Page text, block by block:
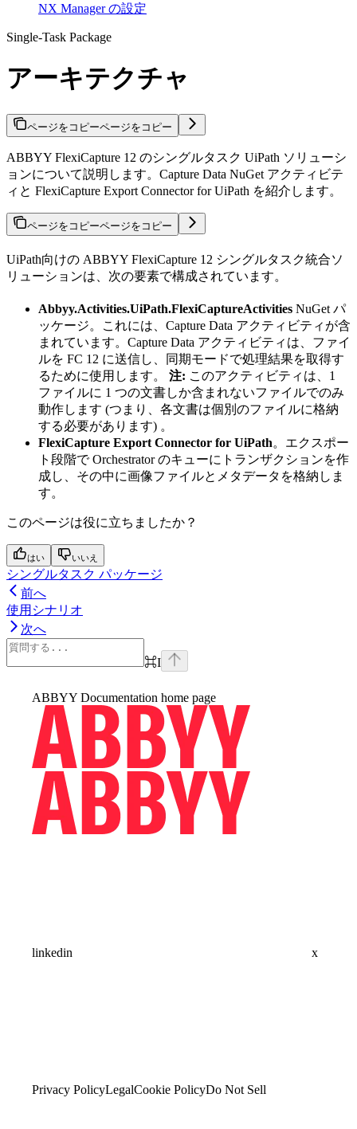
NX Manager の設定
Single-Task Package
アーキテクチャ
ページをコピーページをコピー
ABBYY FlexiCapture 12 のシングルタスク UiPath ソリューシ
ョンについて説明します。Capture Data NuGet アクティビテ
ィと FlexiCapture Export Connector for UiPath を紹介します。
ページをコピーページをコピー
UiPath向けの ABBYY FlexiCapture 12 シングルタスク統合ソ
リューションは、次の要素で構成されています。
Abbyy.Activities.UiPath.FlexiCaptureActivities NuGet パ
ッケージ。これには、Capture Data アクティビティが含
まれています。Capture Data アクティビティは、ファイ
ルを FC 12 に送信し、同期モードで処理結果を取得す
るために使用します。 注: このアクティビティは、1
ファイルに 1 つの文書しか含まれないファイルでのみ
動作します (つまり、各文書は個別のファイルに格納
する必要があります) 。
FlexiCapture Export Connector for UiPath。エクスポー
ト段階で Orchestrator のキューにトランザクションを作
成し、その中に画像ファイルとメタデータを格納しま
す。
このページは役に立ちましたか？
はい いいえ
シングルタスク パッケージ
前へ
使用シナリオ
次へ
⌘I
ABBYY Documentation home page
linkedin x
Privacy PolicyLegalCookie PolicyDo Not Sell